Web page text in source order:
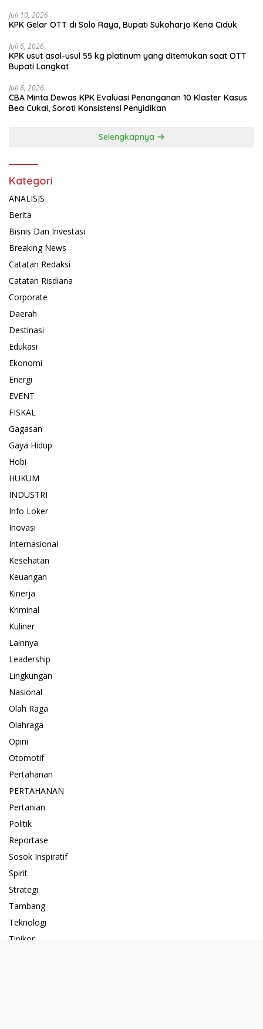
Juli 10, 2026
KPK Gelar OTT di Solo Raya, Bupati Sukoharjo Kena Ciduk
Juli 6, 2026
KPK usut asal-usul 55 kg platinum yang ditemukan saat OTT
Bupati Langkat
Juli 6, 2026
CBA Minta Dewas KPK Evaluasi Penanganan 10 Klaster Kasus
Bea Cukai, Soroti Konsistensi Penyidikan
Selengkapnya
Kategori
ANALISIS
Berita
Bisnis Dan Investasi
Breaking News
Catatan Redaksi
Catatan Risdiana
Corporate
Daerah
Destinasi
Edukasi
Ekonomi
Energi
EVENT
FISKAL
Gagasan
Gaya Hidup
Hobi
HUKUM
INDUSTRI
Info Loker
Inovasi
Internasional
Kesehatan
Keuangan
Kinerja
Kriminal
Kuliner
Lainnya
Leadership
Lingkungan
Nasional
Olah Raga
Olahraga
Opini
Otomotif
Pertahanan
PERTAHANAN
Pertanian
Politik
Reportase
Sosok Inspiratif
Spirit
Strategi
Tambang
Teknologi
Tipikor